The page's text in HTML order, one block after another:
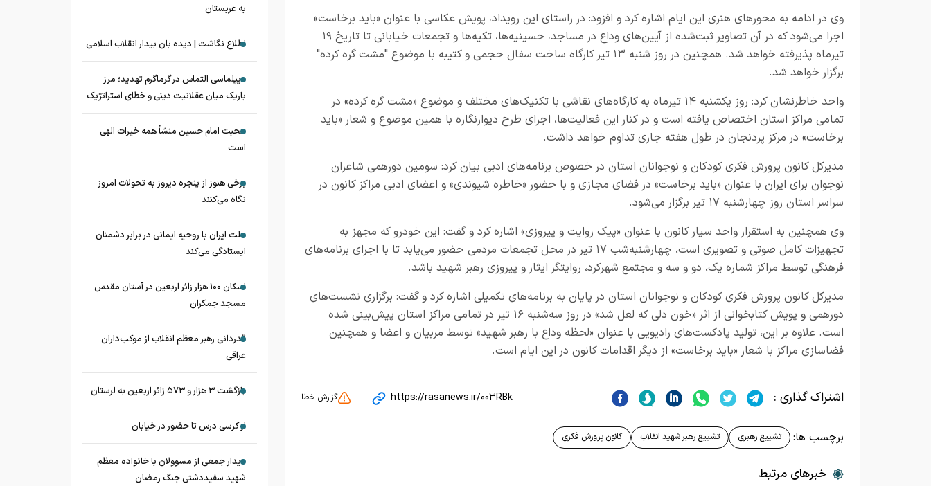
وی در ادامه به محورهای هنری این ایام اشاره کرد و افزود: در راستای این رویداد، پویش عکاسی با عنوان «باید برخاست»
اجرا می‌شود که در آن تصاویر ثبت‌شده از آیین‌های وداع در مساجد، حسینیه‌ها، تکیه‌ها و تجمعات خیابانی تا تاریخ ۱۹
تیرماه پذیرفته خواهد شد. همچنین در روز شنبه ۱۳ تیر کارگاه ساخت سفال حجمی و کتیبه با موضوع "مشت گره کرده"
برگزار خواهد شد.
واحد خاطرنشان کرد: روز یکشنبه ۱۴ تیرماه به کارگاه‌های نقاشی با تکنیک‌های مختلف و موضوع «مشت گره کرده» در
تمامی مراکز استان اختصاص یافته است و در کنار این فعالیت‌ها، اجرای طرح دیوارنگاره با همین موضوع و شعار «باید
برخاست» در مرکز پردنجان در طول هفته جاری تداوم خواهد داشت.
مدیرکل کانون پرورش فکری کودکان و نوجوانان استان در خصوص برنامه‌های ادبی بیان کرد: سومین دورهمی شاعران
نوجوان برای ایران با عنوان «باید برخاست» در فضای مجازی و با حضور «خاطره شیوندی» و اعضای ادبی مراکز کانون در
سراسر استان روز چهارشنبه ۱۷ تیر برگزار می‌شود.
وی همچنین به استقرار واحد سیار کانون با عنوان «پیک روایت و پیروزی» اشاره کرد و گفت: این خودرو که مجهز به
تجهیزات کامل صوتی و تصویری است، چهارشنبه‌شب ۱۷ تیر در محل تجمعات مردمی حضور می‌یابد تا با اجرای برنامه‌های
فرهنگی توسط مراکز شماره یک، دو و سه و مجتمع شهرکرد، روایتگر ایثار و پیروزی رهبر شهید باشد.
مدیرکل کانون پرورش فکری کودکان و نوجوانان استان در پایان به برنامه‌های تکمیلی اشاره کرد و گفت: برگزاری نشست‌های
دورهمی و پویش کتابخوانی از اثر «خون دلی که لعل شد» در روز سه‌شنبه ۱۶ تیر در تمامی مراکز استان پیش‌بینی شده
است. علاوه بر این، تولید پادکست‌های رادیویی با عنوان «لحظه وداع با رهبر شهید» توسط مربیان و اعضا و همچنین
فضاسازی مراکز با شعار «باید برخاست» از دیگر اقدامات کانون در این ایام است.
اشتراک گذاری : https://rasanews.ir/003RBk گزارش خطا
برچسب ها: تشییع رهبری تشییع رهبر شهید انقلاب کانون پرورش فکری
خبرهای مرتبط
به عربستان
اطلاع نگاشت | دیده بان بیدار انقلاب اسلامی
دیپلماسی التماس در گرماگرم تهدید؛ مرز
باریک میان عقلانیت دینی و خطای استراتژیک
محبت امام حسین منشأ همه خیرات الهی
است
برخی هنوز از پنجره دیروز به تحولات امروز
نگاه می‌کنند
ملت ایران با روحیه ایمانی در برابر دشمنان
ایستادگی می‌کند
اسکان ۱۰۰ هزار زائر اربعین در آستان مقدس
مسجد جمکران
قدردانی رهبر معظم انقلاب از موکب‌داران
عراقی
بازگشت ۳ هزار و ۵۷۳ زائر اربعین به لرستان
از کرسی درس تا حضور در خیابان
دیدار جمعی از مسوولان با خانواده معظم
شهید سفیددشتی جنگ رمضان